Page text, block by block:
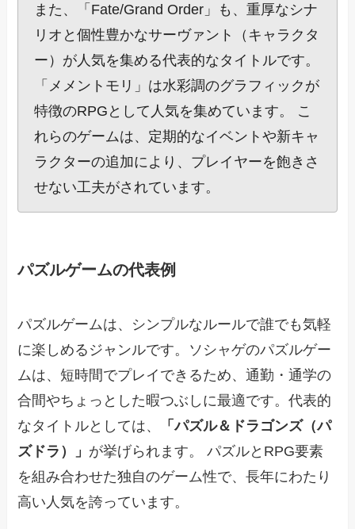
また、「Fate/Grand Order」も、重厚なシナ
リオと個性豊かなサーヴァント（キャラクタ
ー）が人気を集める代表的なタイトルです。
「メメントモリ」は水彩調のグラフィックが
特徴のRPGとして人気を集めています。 こ
れらのゲームは、定期的なイベントや新キャ
ラクターの追加により、プレイヤーを飽きさ
せない工夫がされています。
パズルゲームの代表例
パズルゲームは、シンプルなルールで誰でも気軽
に楽しめるジャンルです。ソシャゲのパズルゲー
ムは、短時間でプレイできるため、通勤・通学の
合間やちょっとした暇つぶしに最適です。代表的
なタイトルとしては、
「パズル＆ドラゴンズ（パ
ズドラ）」 が挙げられます。 パズルとRPG要素
を組み合わせた独自のゲーム性で、長年にわたり
高い人気を誇っています。